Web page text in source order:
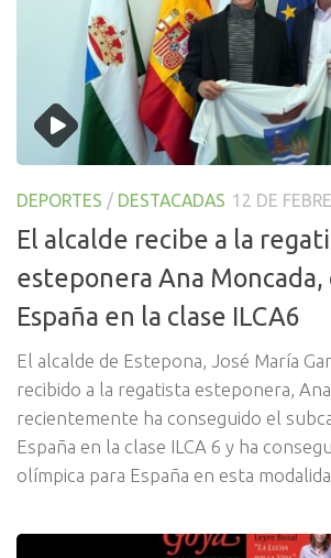
DEPORTES / DESTACADAS 12 DE
El alcalde recibe a la
esteponera Ana
España en la clase ILCA6
El alcalde de Estepona, José María
recibido a la regatista esteponera,
recientemente ha conseguido el
España en la clase ILCA 6 y ha
olímpica para España en esta